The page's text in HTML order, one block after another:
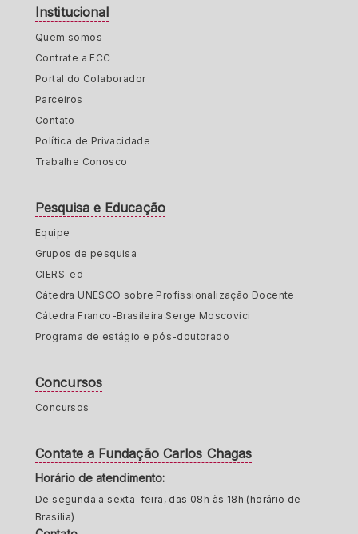
Institucional
Quem somos
Contrate a FCC
Portal do Colaborador
Parceiros
Contato
Política de Privacidade
Trabalhe Conosco
Pesquisa e Educação
Equipe
Grupos de pesquisa
CIERS-ed
Cátedra UNESCO sobre Profissionalização Docente
Cátedra Franco-Brasileira Serge Moscovici
Programa de estágio e pós-doutorado
Concursos
Concursos
Contate a Fundação Carlos Chagas
Horário de atendimento:
De segunda a sexta-feira, das 08h às 18h (horário de
Brasilia)